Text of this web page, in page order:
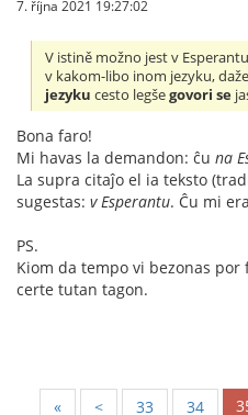
7. října 2021 19:27:02
V istině možno jest v
v kakom-libo inom jezyku,
jezyku cesto legšegovori se
Bona faro!
Mi havas la demandon: ĉu na
La supra citaĵo el ia teksto
sugestas: v Esperantu. Ĉu mi
PS.
Kiom da tempo vi bezonas
certe tutan tagon.
« < 33 34